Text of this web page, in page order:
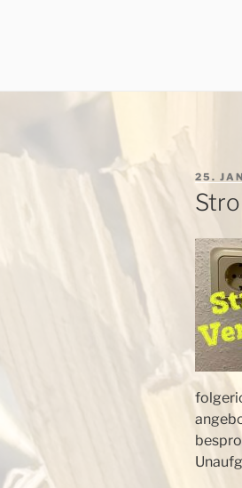
AM
25.